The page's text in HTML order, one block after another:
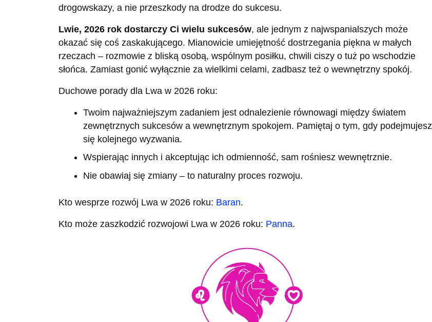
drogowskazy, a nie przeszkody na drodze do sukcesu.
Lwie, 2026 rok dostarczy Ci wielu sukcesów, ale jednym z najwspanialszych może
okazać się coś zaskakującego. Mianowicie umiejętność dostrzegania piękna w małych
rzeczach – rozmowie z bliską osobą, wspólnym posiłku, chwili ciszy o tuż po wschodzie
słońca. Zamiast gonić wyłącznie za wielkimi celami, zadbasz też o wewnętrzny spokój.
Duchowe porady dla Lwa w 2026 roku:
Twoim najważniejszym zadaniem jest odnalezienie równowagi między światem
zewnętrznych sukcesów a wewnętrznym spokojem. Pamiętaj o tym, gdy podejmujesz
się kolejnego wyzwania.
Wspierając innych i akceptując ich odmienność, sam rośniesz wewnętrznie.
Nie obawiaj się zmiany – to naturalny proces rozwoju.
Kto wesprze rozwój Lwa w 2026 roku: Baran.
Kto może zaszkodzić rozwojowi Lwa w 2026 roku: Panna.